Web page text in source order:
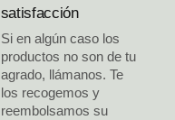
satisfacción
Si en algún caso los
productos no son de tu
agrado, llámanos. Te
los recogemos y
reembolsamos su